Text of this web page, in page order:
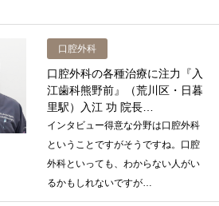
口腔外科
口腔外科の各種治療に注力『入
江歯科熊野前』（荒川区・日暮
里駅）入江 功 院長…
インタビュー得意な分野は口腔外科
ということですがそうですね。口腔
外科といっても、わからない人がい
るかもしれないですが…